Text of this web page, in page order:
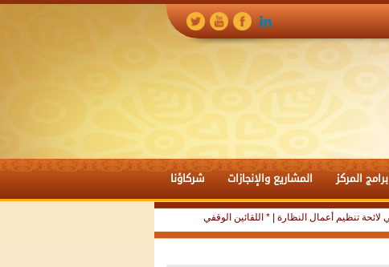
برامج المركز المشاريع والإنجازات شركاؤنا
* اللقائين الوقفي 50 - 51 | المعيار الشرعي للوقف |